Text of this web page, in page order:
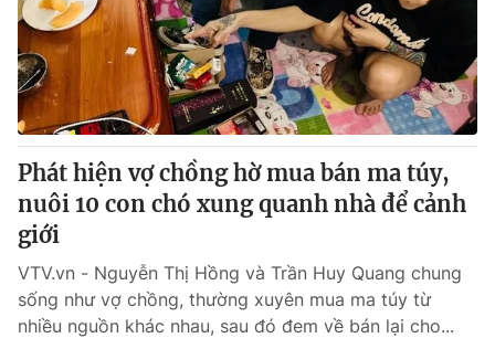
Phát hiện vợ chồng hờ mua bán ma túy,
nuôi 10 con chó xung quanh nhà để cảnh
giới
VTV.vn - Nguyễn Thị Hồng và Trần Huy Quang chung
sống như vợ chồng, thường xuyên mua ma túy từ
nhiều nguồn khác nhau, sau đó đem về bán lại cho...